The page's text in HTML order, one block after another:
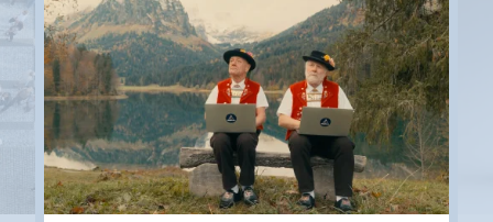
Anwil
Appenzell
Au SG
Baar
Baden
Balsthal
Balzers